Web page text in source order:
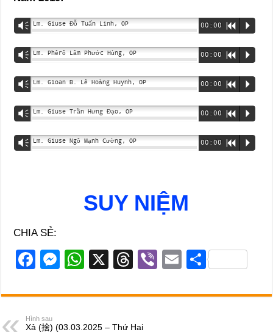
Vm Lm. Giuse Đỗ Tuấn Linh, OP 00:00 R P
Vm Lm. Phêrô Lâm Phước Hùng, OP 00:00 R P
Vm Lm. Gioan B. Lê Hoàng Huynh, OP 00:00 R P
Vm Lm. Giuse Trần Hưng Đạo, OP 00:00 R P
Vm Lm. Giuse Ngô Mạnh Cường, OP 00:00 R P
SUY NIỆM
CHIA SẺ:
F
c
e
M
ss
W
at
X
T
e
Vi
er
E
ail
S
ar
Hình sau
Xả (捨) (03.03.2025 – Thứ Hai